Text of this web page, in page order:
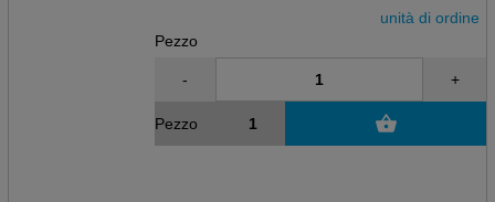
unità di ordine
Pezzo
- +
Pezzo